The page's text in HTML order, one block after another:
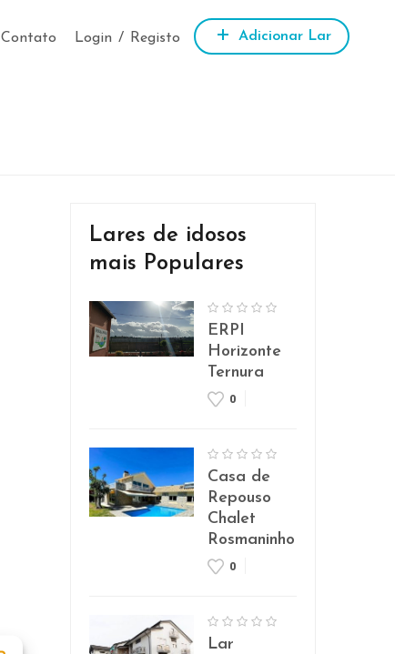
Contato Login / Registo Adicionar Lar
Lares de idosos
mais Populares
ERPI
Horizonte
Ternura
0
Casa de
Repouso
Chalet
Rosmaninho
0
Lar